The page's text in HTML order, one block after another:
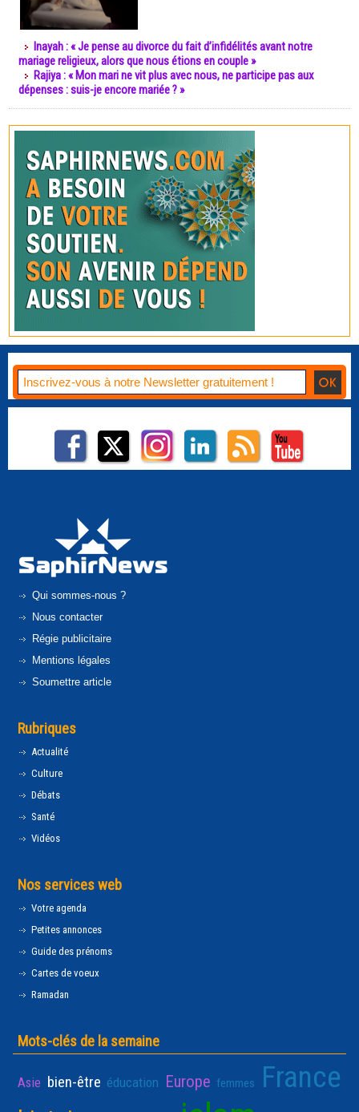
Inayah : « Je pense au divorce du fait d’infidélités avant notre
mariage religieux, alors que nous étions en couple »
Rajiya : « Mon mari ne vit plus avec nous, ne participe pas aux
dépenses : suis-je encore mariée ? »
Qui sommes-nous ?
Nous contacter
Régie publicitaire
Mentions légales
Soumettre article
Rubriques
Actualité
Culture
Débats
Santé
Vidéos
Nos services web
Votre agenda
Petites annonces
Guide des prénoms
Cartes de voeux
Ramadan
Mots-clés de la semaine
Asie bien-être éducation Europe femmes France